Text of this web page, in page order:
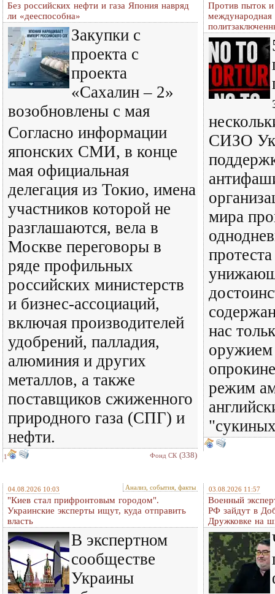
Без российских нефти и газа Япония навряд
ли «дееспособна»
Закупки с
проекта с
проекта
«Сахалин – 2»
возобновлены с мая
Согласно информации
японских СМИ, в конце
мая официальная
делегация из Токио, имена
участников которой не
разглашаются, вела в
Москве переговоры в
ряде профильных
российских министерств
и бизнес-ассоциаций,
включая производителей
удобрений, палладия,
алюминия и других
металлов, а также
поставщиков сжиженного
природного газа (СПГ) и
нефти.
1 Фонд СК (338)
Против пыток и
международная
СИЗО
мира
нас
оружием
режим
04.08.2026 10:03 Анализ, события, факты
"Киев стал прифронтовым городом".
Украинские эксперты ищут, куда отправить
власть
В экспертном
сообществе
Украины
03.08.2026 11:57
Военный
РФ зайдут в
Дружковке на